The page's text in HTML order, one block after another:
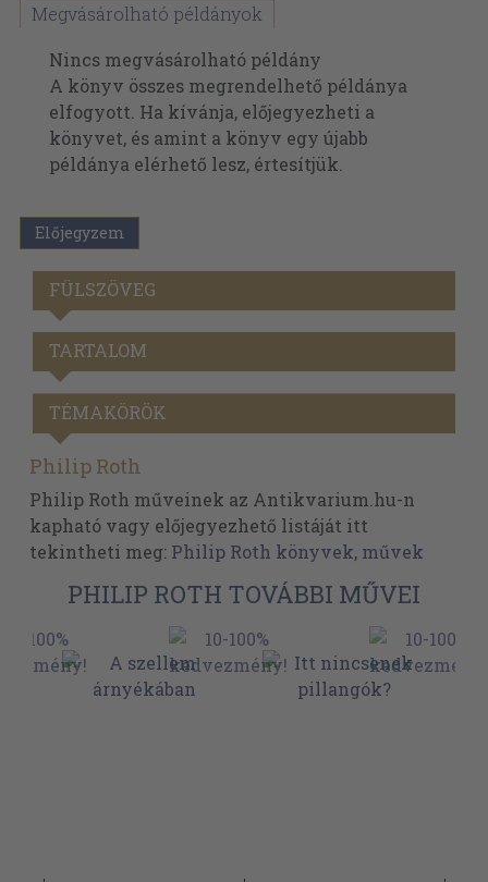
Megvásárolható példányok
Nincs megvásárolható példány
A könyv összes megrendelhető példánya
elfogyott. Ha kívánja, előjegyezheti a
könyvet, és amint a könyv egy újabb
példánya elérhető lesz, értesítjük.
Előjegyzem
FÜLSZÖVEG
TARTALOM
TÉMAKÖRÖK
Philip Roth
Philip Roth műveinek az Antikvarium.hu-n
kapható vagy előjegyezhető listáját itt
tekintheti meg: Philip Roth könyvek, művek
PHILIP ROTH TOVÁBBI MŰVEI